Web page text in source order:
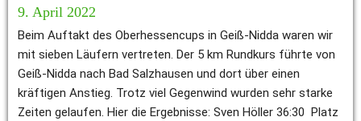
9. April 2022
Beim Auftakt des Oberhessencups in Geiß-Nidda waren wir
mit sieben Läufern vertreten. Der 5 km Rundkurs führte von
Geiß-Nidda nach Bad Salzhausen und dort über einen
kräftigen Anstieg. Trotz viel Gegenwind wurden sehr starke
Zeiten gelaufen. Hier die Ergebnisse: Sven Höller 36:30  Platz